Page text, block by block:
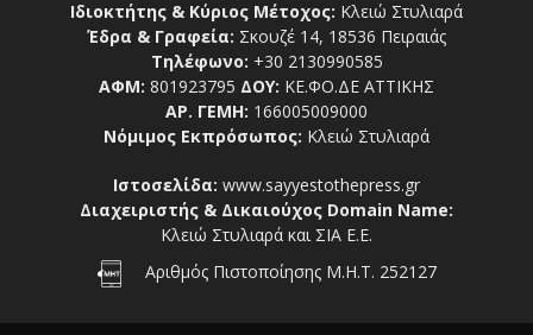
Ιδιοκτήτης & Κύριος Μέτοχος: Κλειώ Στυλιαρά
Έδρα & Γραφεία: Σκουζέ 14, 18536 Πειραιάς
Τηλέφωνο: +30 2130990585
ΑΦΜ: 801923795 ΔΟΥ: ΚΕ.ΦΟ.ΔΕ ΑΤΤΙΚΗΣ
ΑΡ. ΓΕΜΗ: 166005009000
Νόμιμος Εκπρόσωπος: Κλειώ Στυλιαρά
Ιστοσελίδα: www.sayyestothepress.gr
Διαχειριστής & Δικαιούχος Domain Name:
Κλειώ Στυλιαρά και ΣΙΑ Ε.Ε.
Αριθμός Πιστοποίησης Μ.Η.Τ. 252127